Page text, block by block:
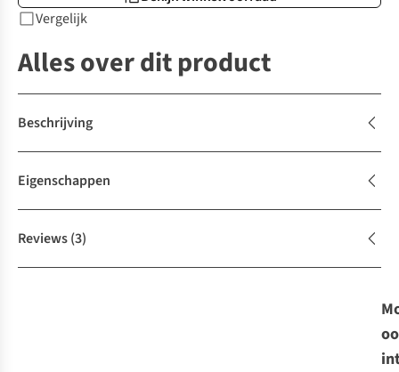
Vergelijk
Alles over dit product
Beschrijving
Eigenschappen
Reviews(3)